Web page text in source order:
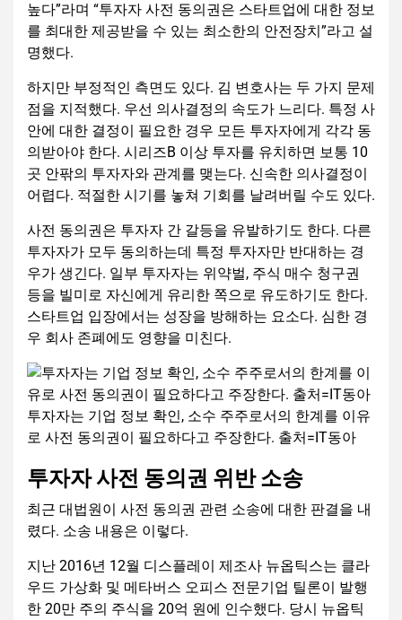
높다”라며 “투자자 사전 동의권은 스타트업에 대한 정보
를 최대한 제공받을 수 있는 최소한의 안전장치”라고 설
명했다.
하지만 부정적인 측면도 있다. 김 변호사는 두 가지 문제
점을 지적했다. 우선 의사결정의 속도가 느리다. 특정 사
안에 대한 결정이 필요한 경우 모든 투자자에게 각각 동
의받아야 한다. 시리즈B 이상 투자를 유치하면 보통 10
곳 안팎의 투자자와 관계를 맺는다. 신속한 의사결정이
어렵다. 적절한 시기를 놓쳐 기회를 날려버릴 수도 있다.
사전 동의권은 투자자 간 갈등을 유발하기도 한다. 다른
투자자가 모두 동의하는데 특정 투자자만 반대하는 경
우가 생긴다. 일부 투자자는 위약벌, 주식 매수 청구권
등을 빌미로 자신에게 유리한 쪽으로 유도하기도 한다.
스타트업 입장에서는 성장을 방해하는 요소다. 심한 경
우 회사 존폐에도 영향을 미친다.
투자자는 기업 정보 확인, 소수 주주로서의 한계를 이유
로 사전 동의권이 필요하다고 주장한다. 출처=IT동아
투자자 사전 동의권 위반 소송
최근 대법원이 사전 동의권 관련 소송에 대한 판결을 내
렸다. 소송 내용은 이렇다.
지난 2016년 12월 디스플레이 제조사 뉴옵틱스는 클라
우드 가상화 및 메타버스 오피스 전문기업 틸론이 발행
한 20만 주의 주식을 20억 원에 인수했다. 당시 뉴옵틱